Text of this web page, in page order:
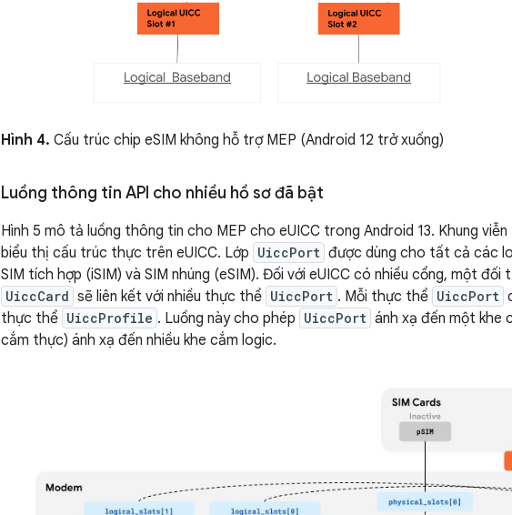
Hình 4. Cấu trúc chip eSIM không hỗ trợ MEP (Android 12 trở xuống)
Luồng thông tin API cho nhiều hồ sơ đã bật
Hình 5 mô tả luồng thông tin cho MEP cho eUICC trong Android 13. Khung
biểu thị cấu trúc thực trên eUICC. Lớp UiccPort được dùng cho tất cả các
SIM tích hợp (iSIM) và SIM nhúng (eSIM). Đối với eUICC có nhiều cổng, một đối
UiccCard sẽ liên kết với nhiều thực thể UiccPort . Mỗi thực thể UiccPort
thực thể UiccProfile . Luồng này cho phép UiccPort ánh xạ đến một khe
cắm thực) ánh xạ đến nhiều khe cắm logic.